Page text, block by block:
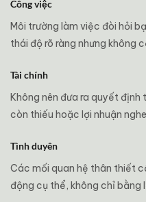
Công việc
Môi trường làm việc đòi hỏi
thái độ rõ ràng nhưng không
Tài chính
Không nên đưa ra quyết
còn thiếu hoặc lợi nhuận
Tình duyên
Các mối quan hệ thân thiết
động cụ thể, không chỉ bằng